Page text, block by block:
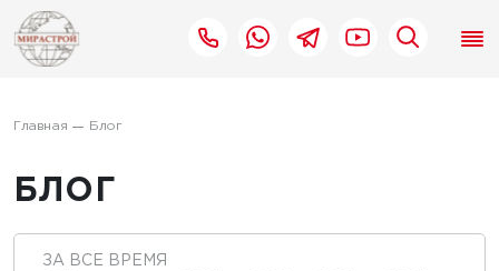
Главная Блог
БЛОГ
ЗА ВСЕ ВРЕМЯ